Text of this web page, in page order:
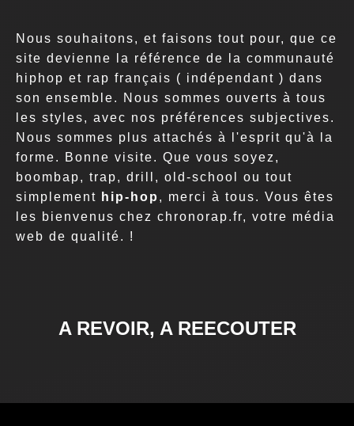
Nous souhaitons, et faisons tout pour, que ce
site devienne la référence de la communauté
hiphop et rap français ( indépendant ) dans
son ensemble. Nous sommes ouverts à tous
les styles, avec nos préférences subjectives.
Nous sommes plus attachés à l'esprit qu'à la
forme. Bonne visite. Que vous soyez,
boombap, trap, drill, old-school ou tout
simplement hip-hop , merci à tous. Vous êtes
les bienvenus chez chronorap.fr, votre média
web de qualité. !
A REVOIR, A REECOUTER